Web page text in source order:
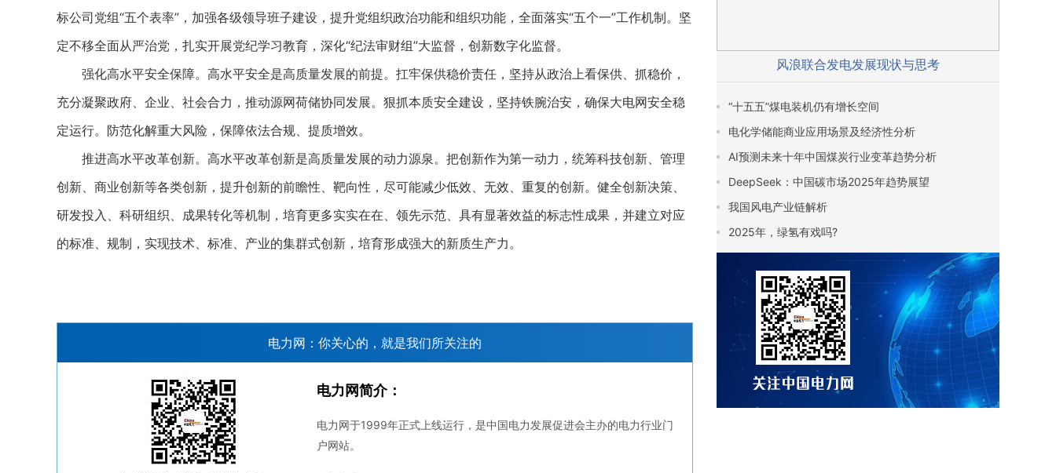
标公司党组“五个表率”，加强各级领导班子建设，提升党组织政治功能和组织功能，全面落实“五个一”工作机制。坚
定不移全面从严治党，扎实开展党纪学习教育，深化“纪法审财组”大监督，创新数字化监督。
强化高水平安全保障。高水平安全是高质量发展的前提。扛牢保供稳价责任，坚持从政治上看保供、抓稳价，
充分凝聚政府、企业、社会合力，推动源网荷储协同发展。狠抓本质安全建设，坚持铁腕治安，确保大电网安全稳
定运行。防范化解重大风险，保障依法合规、提质增效。
推进高水平改革创新。高水平改革创新是高质量发展的动力源泉。把创新作为第一动力，统筹科技创新、管理
创新、商业创新等各类创新，提升创新的前瞻性、靶向性，尽可能减少低效、无效、重复的创新。健全创新决策、
研发投入、科研组织、成果转化等机制，培育更多实实在在、领先示范、具有显著效益的标志性成果，并建立对应
的标准、规制，实现技术、标准、产业的集群式创新，培育形成强大的新质生产力。
电力网：你关心的，就是我们所关注的
电力网简介：
电力网于1999年正式上线运行，是中国电力发展促进会主办的电力行业门
户网站。
风浪联合发电发展现状与思考
“十五五”煤电装机仍有增长空间
电化学储能商业应用场景及经济性分析
AI预测未来十年中国煤炭行业变革趋势分析
DeepSeek：中国碳市场2025年趋势展望
我国风电产业链解析
2025年，绿氢有戏吗?